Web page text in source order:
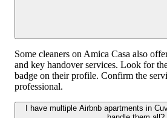
Some cleaners on Amica Casa also
and key handover services. Look for
badge on their profile. Confirm the
professional.
I have multiple Airbnb apartments in